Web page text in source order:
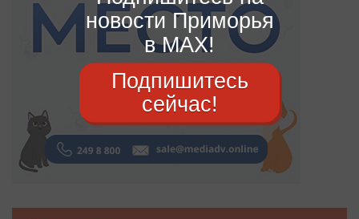
новости Приморья
в MAX!
Подпишитесь
сейчас!